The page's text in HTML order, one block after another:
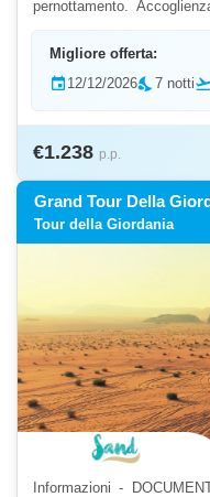
pernottamento.
Migliore offerta:
event 12/12/2026nights_stay7 nottiflight_takeoff
€1.238 p.p.
Grand Tour Della
Tour della Giordania
Informazioni -